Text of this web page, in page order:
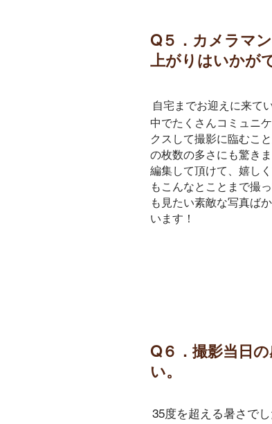
Q５．カメラマ
上がりはいかが
自宅までお迎えに来て
中でたくさんコミュニ
クスして撮影に臨むこ
の枚数の多さにも驚き
編集して頂けて、嬉し
もこんなとことまで撮
も見たい素敵な写真ば
います！
Q６ ．撮影当日
い。
35度を超える暑さで